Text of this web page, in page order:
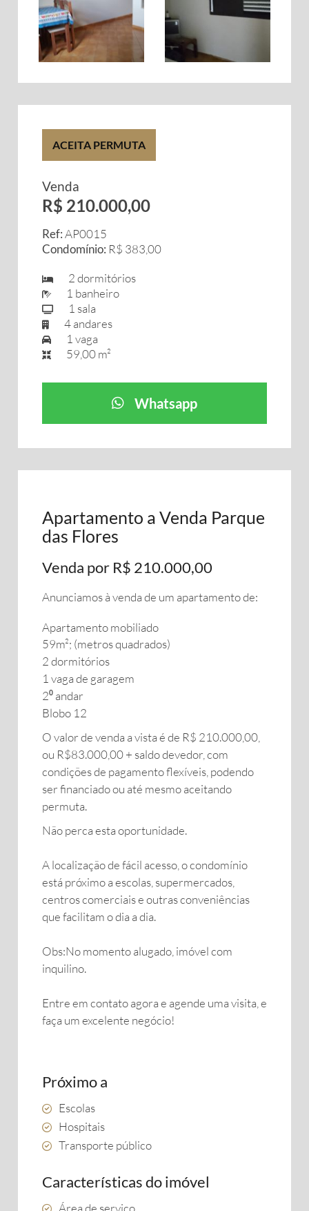
ACEITA PERMUTA
Venda
R$ 210.000,00
Ref:AP0015
Condomínio: R$ 383,00
2 dormitórios
1 banheiro
1 sala
4 andares
1 vaga
59,00 m²
Whatsapp
Apartamento a Venda Parque
das Flores
Venda por R$ 210.000,00
Anunciamos à venda de um apartamento de:
Apartamento mobiliado
59m²; (metros quadrados)
2 dormitórios
1 vaga de garagem
2⁰ andar
Blobo 12
O valor de venda a vista é de R$ 210.000,00,
ou R$83.000,00 + saldo devedor, com
condições de pagamento flexíveis, podendo
ser financiado ou até mesmo aceitando
permuta.
Não perca esta oportunidade.
A localização de fácil acesso, o condomínio
está próximo a escolas, supermercados,
centros comerciais e outras conveniências
que facilitam o dia a dia.
Obs:No momento alugado, imóvel com
inquilino.
Entre em contato agora e agende uma visita, e
faça um excelente negócio!
Próximo a
Escolas
Hospitais
Transporte público
Características do imóvel
Área de serviço